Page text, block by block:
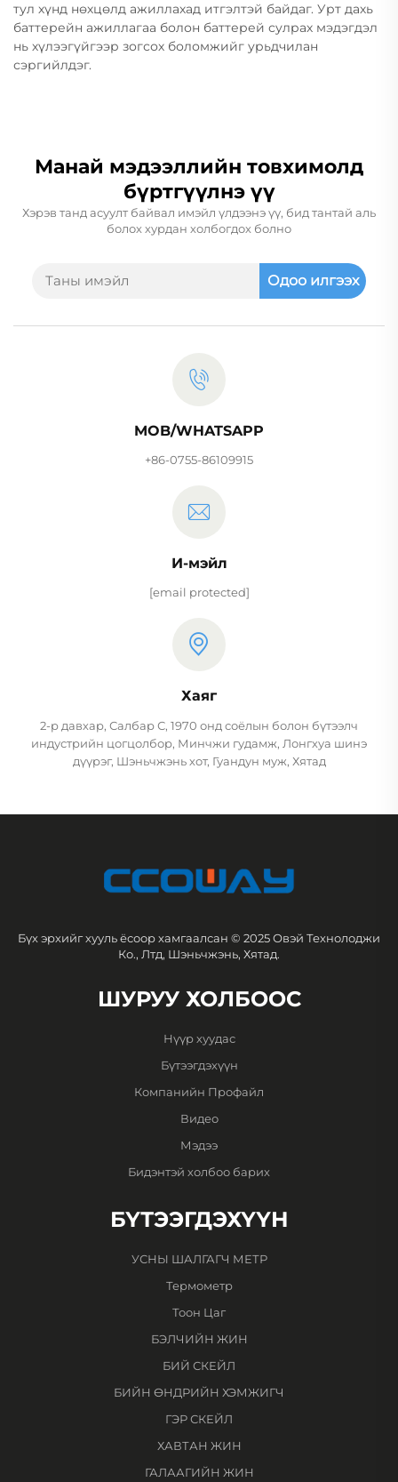
тул хүнд нөхцөлд ажиллахад итгэлтэй байдаг. Урт дахь
баттерейн ажиллагаа болон баттерей сулрах мэдэгдэл
нь хүлээгүйгээр зогсох боломжийг урьдчилан
сэргийлдэг.
Манай мэдээллийн товхимолд
бүртгүүлнэ үү
Хэрэв танд асуулт байвал имэйл үлдээнэ үү, бид тантай аль
болох хурдан холбогдох болно
Одоо илгээх
MOB/WHATSAPP
+86-0755-86109915
И-мэйл
[email protected]
Хаяг
2-р давхар, Салбар С, 1970 онд соёлын болон бүтээлч
индустрийн цогцолбор, Минчжи гудамж, Лонгхуа шинэ
дүүрэг, Шэньчжэнь хот, Гуандун муж, Хятад
Бүх эрхийг хууль ёсоор хамгаалсан © 2025 Овэй Технолоджи
Ко., Лтд, Шэньчжэнь, Хятад.
ШУРУУ ХОЛБООС
Нүүр хуудас
Бүтээгдэхүүн
Компанийн Профайл
Видео
Мэдээ
Бидэнтэй холбоо барих
БҮТЭЭГДЭХҮҮН
УСНЫ ШАЛГАГЧ МЕТР
Термометр
Тоон Цаг
БЭЛЧИЙН ЖИН
БИЙ СКЕЙЛ
БИЙН ӨНДРИЙН ХЭМЖИГЧ
ГЭР СКЕЙЛ
ХАВТАН ЖИН
ГАЛААГИЙН ЖИН